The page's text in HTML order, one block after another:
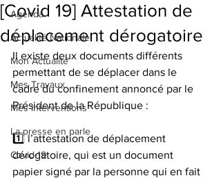
Agenda
Actualité Nationale
Mon Actualité
Mes Travaux
Mes Interventions
La presse en parle
Covid-19
[Covid 19] Attestation de
déplacement dérogatoire
Il existe deux documents différents
permettant de se déplacer dans le
cadre du confinement annoncé par le
Président de la République :
1️⃣ l’attestation de déplacement
dérogatoire, qui est un document
papier signé par la personne qui en fait